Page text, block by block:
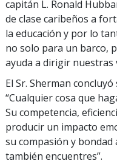
capitán L. Ronald
de clase caribeños a
la educación y por lo
no solo para un barco,
ayuda a dirigir nuestras
El Sr. Sherman
“Cualquier cosa que
Su competencia,
producir un impacto
su compasión y bondad
también encuentres”.